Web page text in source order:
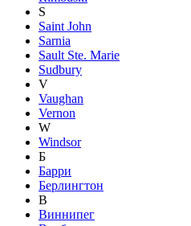
S
Saint John
Sarnia
Sault Ste. Marie
Sudbury
V
Vaughan
Vernon
W
Windsor
Б
Барри
Берлингтон
В
Виннипег